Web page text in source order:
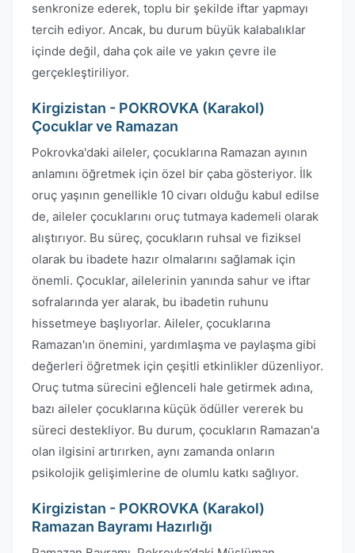
senkronize ederek, toplu bir şekilde iftar yapmayı
tercih ediyor. Ancak, bu durum büyük kalabalıklar
içinde değil, daha çok aile ve yakın çevre ile
gerçekleştiriliyor.
Kirgizistan - POKROVKA (Karakol)
Çocuklar ve Ramazan
Pokrovka'daki aileler, çocuklarına Ramazan ayının
anlamını öğretmek için özel bir çaba gösteriyor. İlk
oruç yaşının genellikle 10 civarı olduğu kabul edilse
de, aileler çocuklarını oruç tutmaya kademeli olarak
alıştırıyor. Bu süreç, çocukların ruhsal ve fiziksel
olarak bu ibadete hazır olmalarını sağlamak için
önemli. Çocuklar, ailelerinin yanında sahur ve iftar
sofralarında yer alarak, bu ibadetin ruhunu
hissetmeye başlıyorlar. Aileler, çocuklarına
Ramazan'ın önemini, yardımlaşma ve paylaşma gibi
değerleri öğretmek için çeşitli etkinlikler düzenliyor.
Oruç tutma sürecini eğlenceli hale getirmek adına,
bazı aileler çocuklarına küçük ödüller vererek bu
süreci destekliyor. Bu durum, çocukların Ramazan'a
olan ilgisini artırırken, aynı zamanda onların
psikolojik gelişimlerine de olumlu katkı sağlıyor.
Kirgizistan - POKROVKA (Karakol)
Ramazan Bayramı Hazırlığı